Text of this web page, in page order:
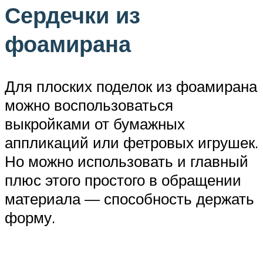
Сердечки из
фоамирана
Для плоских поделок из фоамирана
можно воспользоваться
выкройками от бумажных
аппликаций или фетровых игрушек.
Но можно использовать и главный
плюс этого простого в обращении
материала — способность держать
форму.